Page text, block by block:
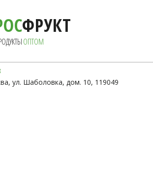
ФРУКТ
ОПТОМ
, ул. Шаболовка, дом. 10, 119049